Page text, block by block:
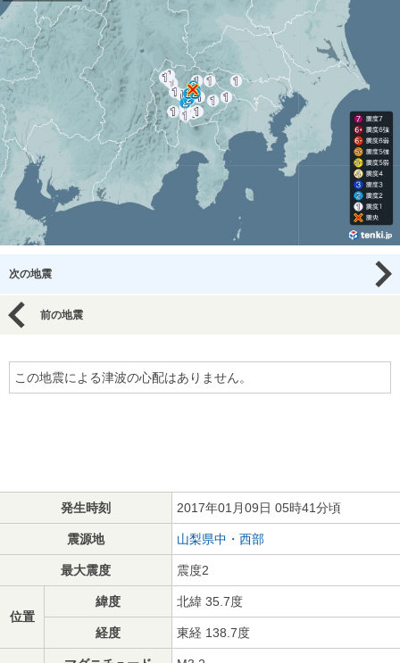
次の地震
前の地震
この地震による津波の心配はありません。
発生時刻 2017年01月09日 05時41分頃
震源地 山梨県中・西部
最大震度 震度2
位置
緯度 北緯 35.7度
経度 東経 138.7度